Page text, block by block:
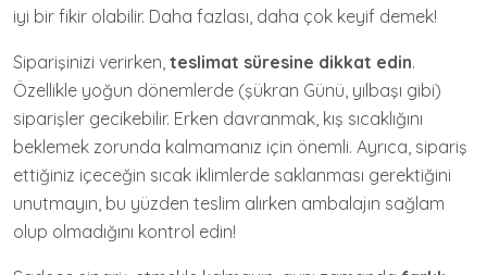
iyi bir fikir olabilir. Daha fazlası, daha çok keyif demek!
Siparişinizi verirken, teslimat süresine dikkat edin.
Özellikle yoğun dönemlerde (şükran Günü, yılbaşı gibi)
siparişler gecikebilir. Erken davranmak, kış sıcaklığını
beklemek zorunda kalmamanız için önemli. Ayrıca, sipariş
ettiğiniz içeceğin sıcak iklimlerde saklanması gerektiğini
unutmayın, bu yüzden teslim alırken ambalajın sağlam
olup olmadığını kontrol edin!